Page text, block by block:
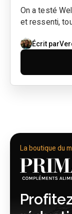
On a testé
et ressenti,
Écrit par
La boutique du